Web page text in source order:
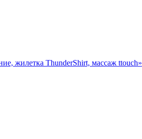
жилетка ThunderShirt, массаж ttouch»